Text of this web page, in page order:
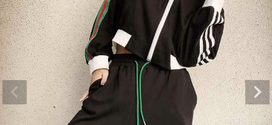
＝ボムシェル】はダンス衣装専門ブランド。
衣装ならお任せ！オリジナル衣装やダンス衣装のトータル
ィネートのご提案。 ボムシェルならではの最新で斬新な
えをお届け。 撮影で使用してる小物や靴などダンサー必
ーデはイメージしやすく、全てボムシェルでご購入可能。
とは差別化出来るしっかりした衣装のご提案はダンサー
【B/bomb
「これど
好き女子
レッスン
シルエッ
ンなど、幅